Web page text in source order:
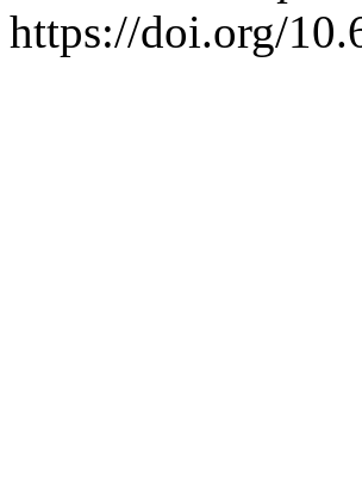
https://doi.org/